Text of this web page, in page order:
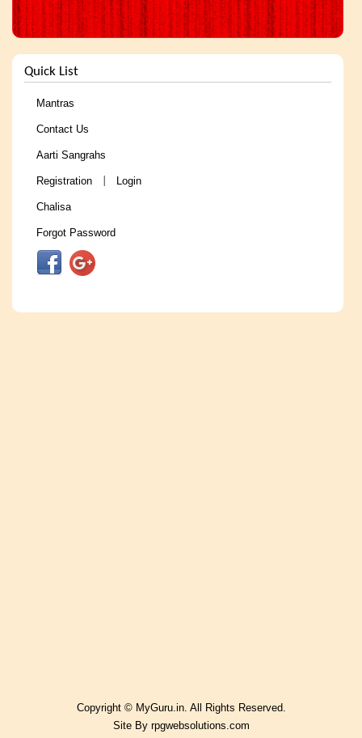
Quick List
Mantras
Contact Us
Aarti Sangrahs
Registration Login
Chalisa
Forgot Password
Copyright © MyGuru.in. All Rights Reserved.
Site By rpgwebsolutions.com